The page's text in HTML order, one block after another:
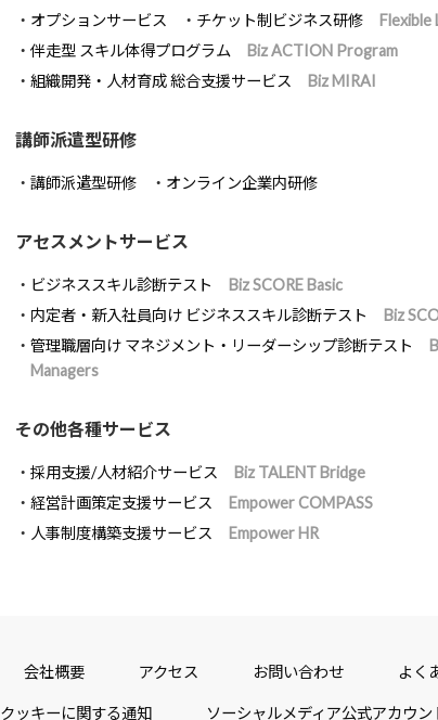
オプションサービス
チケット制ビジネス研修
Flexible
伴走型 スキル体得プログラム
Biz ACTION Program
組織開発・人材育成 総合支援サービス
Biz MIRAI
講師派遣型研修
講師派遣型研修 オンライン企業内研修
アセスメントサービス
ビジネススキル診断テスト
Biz SCORE Basic
内定者・新入社員向け ビジネススキル診断テスト
Biz
管理職層向け マネジメント・リーダーシップ診断テスト
Managers
その他各種サービス
採用支援/人材紹介サービス
Biz TALENT Bridge
経営計画策定支援サービス
Empower COMPASS
人事制度構築支援サービス
Empower HR
会社概要 アクセス お問い合わせ よく
クッキーに関する通知 ソーシャルメディア公式アカウン